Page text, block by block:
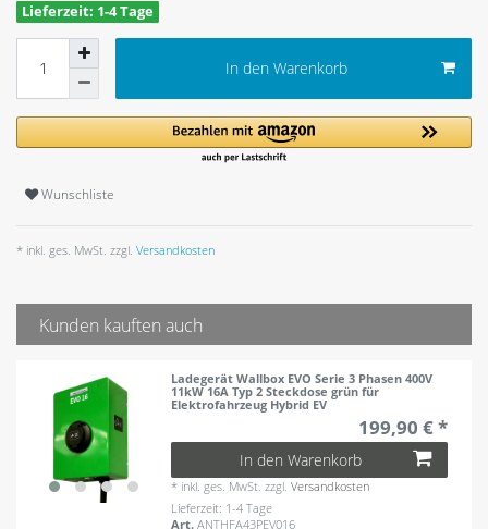
Lieferzeit: 1-4 Tage
In den Warenkorb
Wunschliste
* inkl. ges. MwSt. zzgl. Versandkosten
Kunden kauften auch
Ladegerät Wallbox EVO Serie 3 Phasen 400V
11kW 16A Typ 2 Steckdose grün für
Elektrofahrzeug Hybrid EV
199,90 € *
In den Warenkorb
* inkl. ges. MwSt. zzgl.Versandkosten
Lieferzeit: 1-4 Tage
Art.ANTHFA43PEV016